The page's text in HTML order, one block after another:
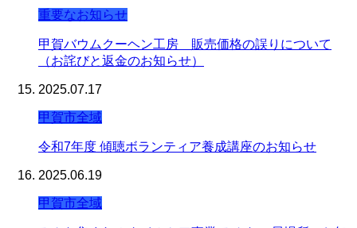
重要なお知らせ
甲賀バウムクーヘン工房 販売価格の誤りについて
（お詫びと返金のお知らせ）
2025.07.17
甲賀市全域
令和7年度 傾聴ボランティア養成講座のお知らせ
2025.06.19
甲賀市全域